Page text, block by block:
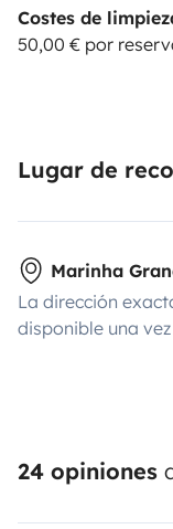
Costes de
50,00 € por
Lugar de
Marinha
La dirección
disponible una
24 opiniones